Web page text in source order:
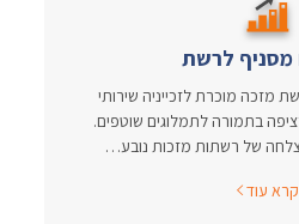
מסניף לרשת
מזכה מוכרת לזכייניה שירותי
בתמורה לתמלוגים שוטפים.
של רשתות מזכות נובע…
קרא עוד